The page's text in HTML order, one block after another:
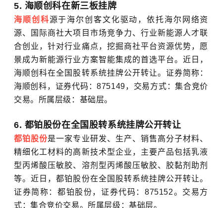
5. 海顺创科在新三板挂牌
海顺创科源于海尔创客文化驱动，依托海尔网络资
源、国际商社大项目市场竞争力、行业新能源人才联
合创业，针对行业痛点，挖掘商社平台资源优势，愿
景成为新能源行业方案智能集成的首选平台。近日，
海顺创科在全国股转系统挂牌公开转让。证券简称：
海顺创科，证券代码：875149，交易方式：集合竞价
交易。所属层级：基础层。
6. 都铂股份在全国股转系统挂牌公开转让
都铂股份是一家专业研发、生产、销售高分子材料、
精细化工材料的高新技术型企业，主要产品包括乳液
型丙烯酸压敏胶、溶剂型丙烯酸压敏胶、胶黏剂助剂
等。近日，都铂股份在全国股转系统挂牌公开转让。
证券简称：都铂股份，证券代码：875152。交易方
式：集合竞价交易。所属层级：基础层。